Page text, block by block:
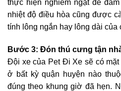
thực hiện nghiêm ngặt để
nhiệt độ điều hòa cũng được
tính lông ngắn hay lông dài của
Bước 3: Đón thú cưng tận
Đội xe của Pet Đi Xe sẽ có
ở bất kỳ quận huyện nào
đúng theo khung giờ đã hẹn.